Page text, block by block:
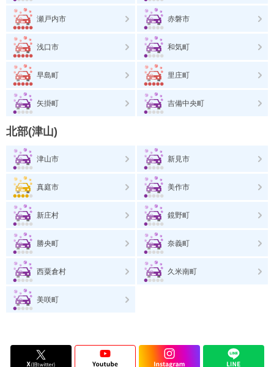
瀬戸内市 赤磐市
浅口市 和気町
早島町 里庄町
矢掛町 吉備中央町
北部(津山)
津山市 新見市
真庭市 美作市
新庄村 鏡野町
勝央町 奈義町
西粟倉村 久米南町
美咲町